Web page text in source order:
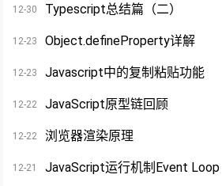
12-30 Typescript总结篇（二）
12-23 Object.defineProperty详解
12-23 Javascript中的复制粘贴功能
12-22 JavaScript原型链回顾
12-22 浏览器渲染原理
12-21 JavaScript运行机制Event Loop